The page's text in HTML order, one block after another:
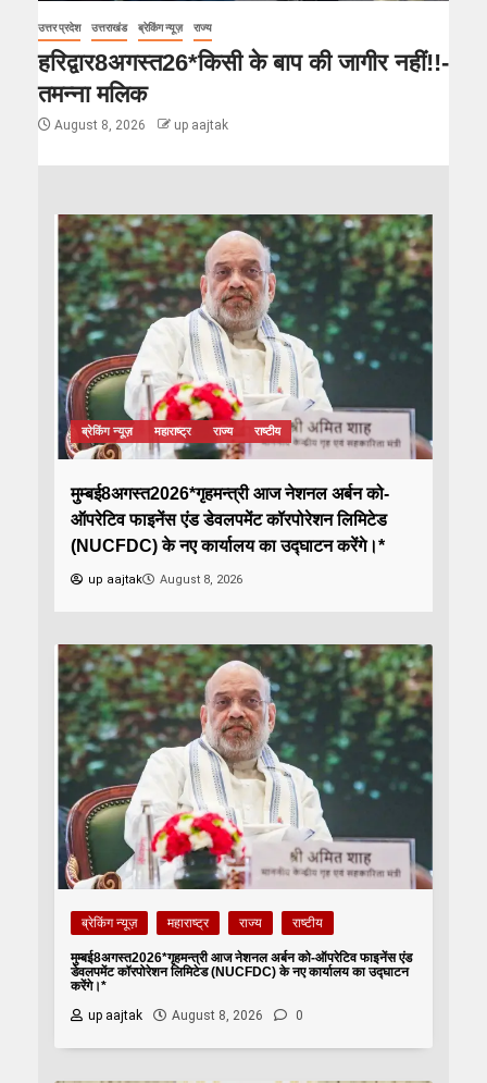
उत्तर प्रदेश उत्तराखंड ब्रेकिंग न्यूज़ राज्य
हरिद्वार8अगस्त26*किसी के बाप की जागीर नहीं!!-
तमन्ना मलिक
August 8, 2026 up aajtak
ब्रेकिंग न्यूज़ महाराष्ट्र राज्य राष्टीय
मुम्बई8अगस्त2026*गृहमन्त्री आज नेशनल अर्बन को-
ऑपरेटिव फाइनेंस एंड डेवलपमेंट कॉरपोरेशन लिमिटेड
(NUCFDC) के नए कार्यालय का उद्घाटन करेंगे।*
up aajtak August 8, 2026
ब्रेकिंग न्यूज़ महाराष्ट्र राज्य राष्टीय
मुम्बई8अगस्त2026*गृहमन्त्री आज नेशनल अर्बन को-ऑपरेटिव फाइनेंस एंड
डेवलपमेंट कॉरपोरेशन लिमिटेड (NUCFDC) के नए कार्यालय का उद्घाटन
करेंगे।*
up aajtak
August 8, 2026 0